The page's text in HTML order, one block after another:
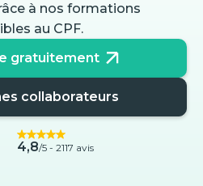
à nos formations
au CPF.
gratuitement
collaborateurs
4,8/5 - 2117 avis